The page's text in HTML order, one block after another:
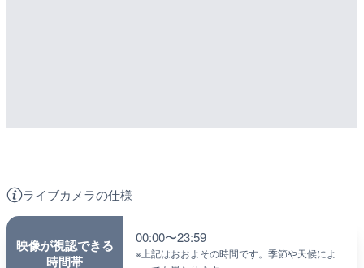
ライブカメラの仕様
映像が視認できる
時間帯
00:00〜23:59
※ 上記はおおよその時間です。季節や天候によ